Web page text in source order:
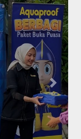
Next